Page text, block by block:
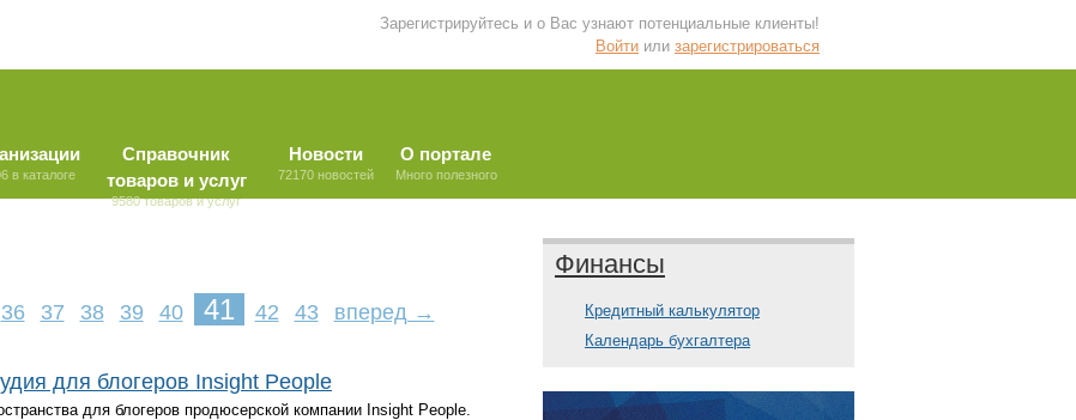
Зарегистрируйтесь и о Вас узнают потенциальные клиенты!
Войти или зарегистрироваться
в каталоге
Справочник
товаров и услуг
9580 товаров и услуг
Новости
72170 новостей
О портале
Много полезного
36 37 38 39 40 41 42 43 вперед →
для блогеров Insight People
для блогеров продюсерской компании Insight People.
Финансы
Кредитный калькулятор
Календарь бухгалтера